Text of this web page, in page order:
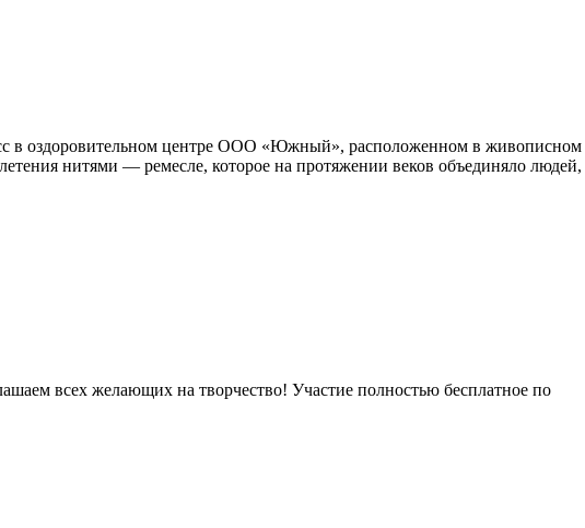
в оздоровительном центре ООО «Южный», расположенном в живописном
нитями — ремесле, которое на протяжении веков объединяло людей,
всех желающих на творчество! Участие полностью бесплатное по